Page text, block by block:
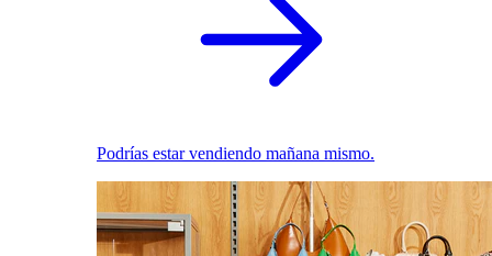
Podrías estar vendiendo mañana mismo.